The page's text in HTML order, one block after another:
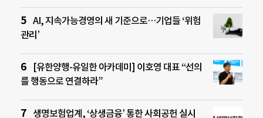
AI, 지속가능경영의 새 기준으로…기업들 ‘위험
관리’
[유한양행-유일한 아카데미] 이호영 대표 “선의
를 행동으로 연결하라”
생명보험업계, ‘상생금융’ 통한 사회공헌 실시